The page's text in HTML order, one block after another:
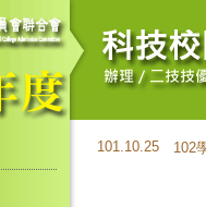
101.10.25 102